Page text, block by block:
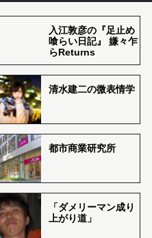
入江敦彦の『足止め
喰らい日記』 嫌々乍
らReturns
清水建二の微表情学
都市商業研究所
「ダメリーマン成り
上がり道」